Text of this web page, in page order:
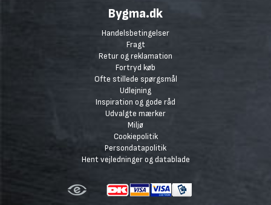
Bygma.dk
Handelsbetingelser
Fragt
Retur og reklamation
Fortryd køb
Ofte stillede spørgsmål
Udlejning
Inspiration og gode råd
Udvalgte mærker
Miljø
Cookiepolitik
Persondatapolitik
Hent vejledninger og datablade